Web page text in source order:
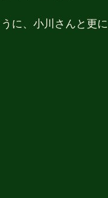
に、小川さんと更に